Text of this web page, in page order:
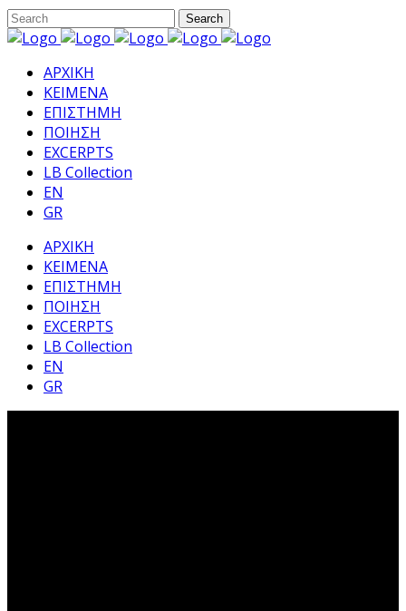
ΑΡΧΙΚΗ
ΚΕΙΜΕΝΑ
ΕΠΙΣΤΗΜΗ
ΠΟΙΗΣΗ
EXCERPTS
LB Collection
EN
GR
ΑΡΧΙΚΗ
ΚΕΙΜΕΝΑ
ΕΠΙΣΤΗΜΗ
ΠΟΙΗΣΗ
EXCERPTS
LB Collection
EN
GR